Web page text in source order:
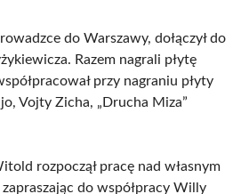
do Warszawy, dołączył do
Razem nagrali płytę
przy nagraniu płyty
Vojty Zicha, „Drucha Miza”
rozpoczął pracę nad własnym
do współpracy Willy